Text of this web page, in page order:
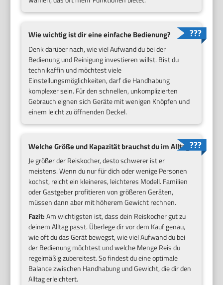
Wie wichtig ist dir eine einfache Bedienung?
Denk darüber nach, wie viel Aufwand du bei der
Bedienung und Reinigung investieren willst. Bist du
technikaffin und möchtest viele
Einstellungsmöglichkeiten, darf die Handhabung
komplexer sein. Für den schnellen, unkomplizierten
Gebrauch eignen sich Geräte mit wenigen Knöpfen und
einem leicht zu öffnenden Deckel.
Welche Größe und Kapazität brauchst du im Alltag?
Je größer der Reiskocher, desto schwerer ist er
meistens. Wenn du nur für dich oder wenige Personen
kochst, reicht ein kleineres, leichteres Modell. Familien
oder Gastgeber profitieren von größeren Geräten,
müssen dann aber mit höherem Gewicht rechnen.
Fazit:Am wichtigsten ist, dass dein Reiskocher gut zu
deinem Alltag passt. Überlege dir vor dem Kauf genau,
wie oft du das Gerät bewegst, wie viel Aufwand du bei
der Bedienung möchtest und welche Menge Reis du
regelmäßig zubereitest. So findest du eine optimale
Balance zwischen Handhabung und Gewicht, die dir den
Alltag erleichtert.